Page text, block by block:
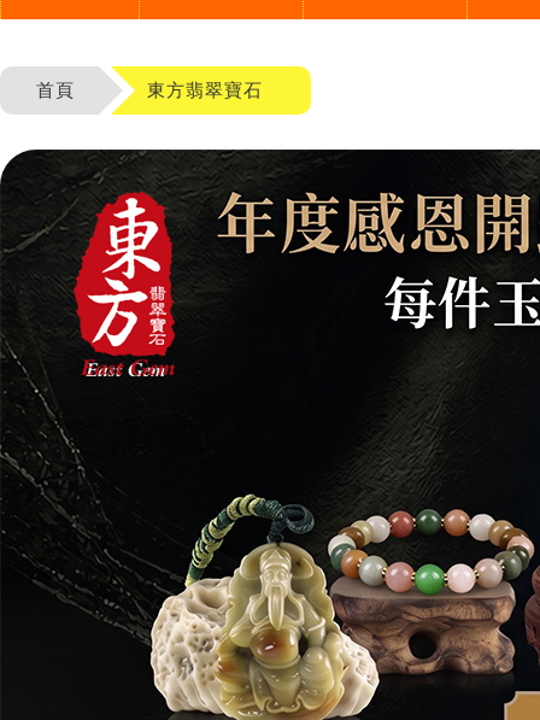
首頁 東方翡翠寶石